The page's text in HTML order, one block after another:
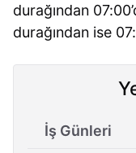
durağından
durağından ise
İş Günleri